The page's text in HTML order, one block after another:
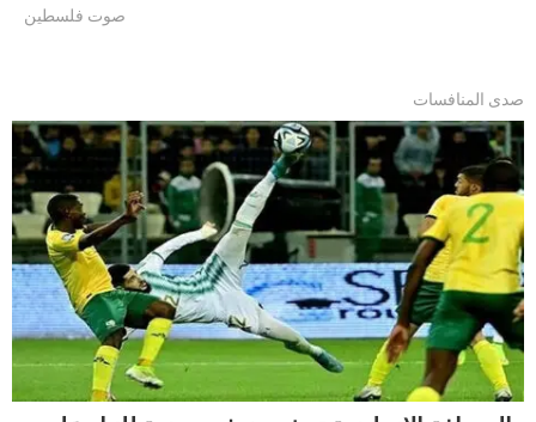
صوت فلسطين
صدى المنافسات